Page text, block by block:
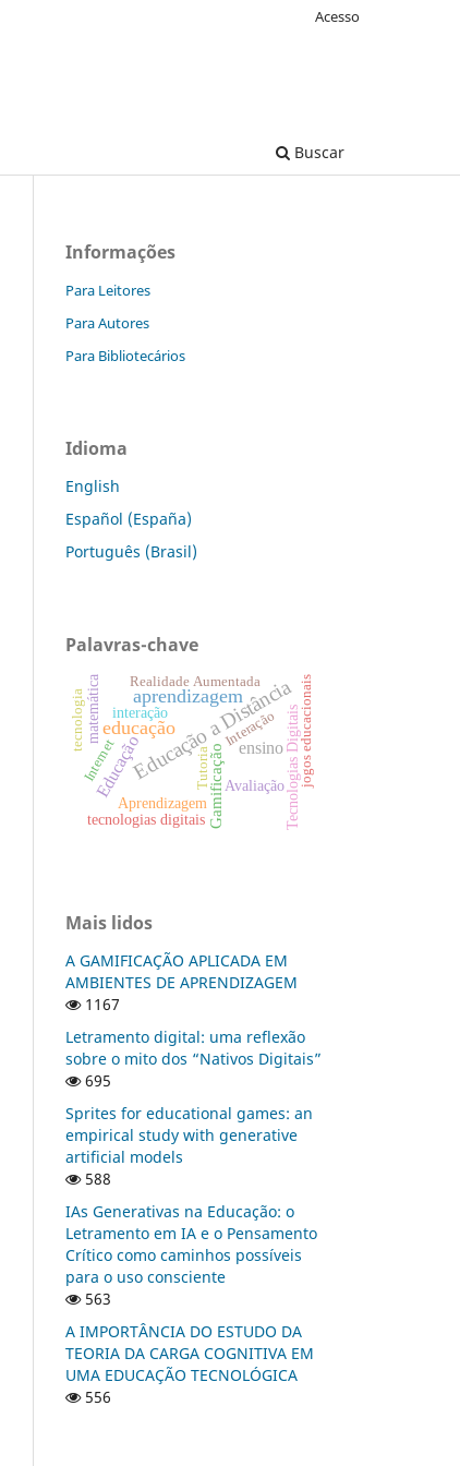
Buscar
Acesso
Informações
Para Leitores
Para Autores
Para Bibliotecários
Idioma
English
Español (España)
Português (Brasil)
Palavras-chave
Educação a Distância
educação
aprendizagem
Educação ensino
Gamificação
Aprendizagem
interação
matemática
tecnologias digitais Tecnologias Digitais
Avaliação
Tutoria jogos educacionais
Realidade Aumentada
tecnologia Interação
Internet
Mais lidos
A GAMIFICAÇÃO APLICADA EM
AMBIENTES DE APRENDIZAGEM
1167
Letramento digital: uma reflexão
sobre o mito dos “Nativos Digitais”
695
Sprites for educational games: an
empirical study with generative
artificial models
588
IAs Generativas na Educação: o
Letramento em IA e o Pensamento
Crítico como caminhos possíveis
para o uso consciente
563
A IMPORTÂNCIA DO ESTUDO DA
TEORIA DA CARGA COGNITIVA EM
UMA EDUCAÇÃO TECNOLÓGICA
556